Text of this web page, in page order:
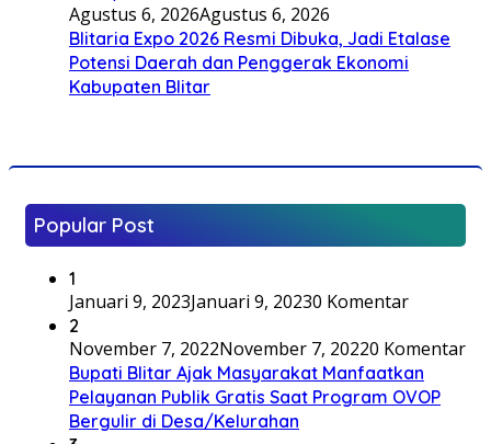
Agustus 6, 2026Agustus 6, 2026
Blitaria Expo 2026 Resmi Dibuka, Jadi Etalase
Potensi Daerah dan Penggerak Ekonomi
Kabupaten Blitar
Popular Post
1
Januari 9, 2023Januari 9, 20230 Komentar
2
November 7, 2022November 7, 20220 Komentar
Bupati Blitar Ajak Masyarakat Manfaatkan
Pelayanan Publik Gratis Saat Program OVOP
Bergulir di Desa/Kelurahan